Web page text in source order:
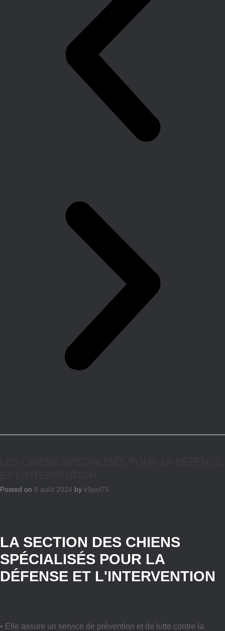
Posted on 8 août 2024 by k9pol75
LA SECTION DES CHIENS
SPÉCIALISÉS POUR LA
DÉFENSE ET L'INTERVENTION
• Elle assure un service de prévention et de lutte contre la